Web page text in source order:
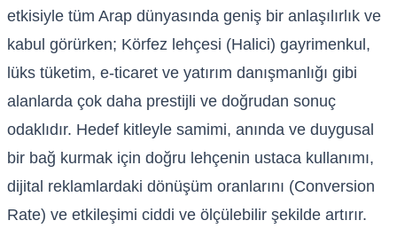
etkisiyle tüm Arap dünyasında geniş bir anlaşılırlık ve
kabul görürken; Körfez lehçesi (Halici) gayrimenkul,
lüks tüketim, e-ticaret ve yatırım danışmanlığı gibi
alanlarda çok daha prestijli ve doğrudan sonuç
odaklıdır. Hedef kitleyle samimi, anında ve duygusal
bir bağ kurmak için doğru lehçenin ustaca kullanımı,
dijital reklamlardaki dönüşüm oranlarını (Conversion
Rate) ve etkileşimi ciddi ve ölçülebilir şekilde artırır.